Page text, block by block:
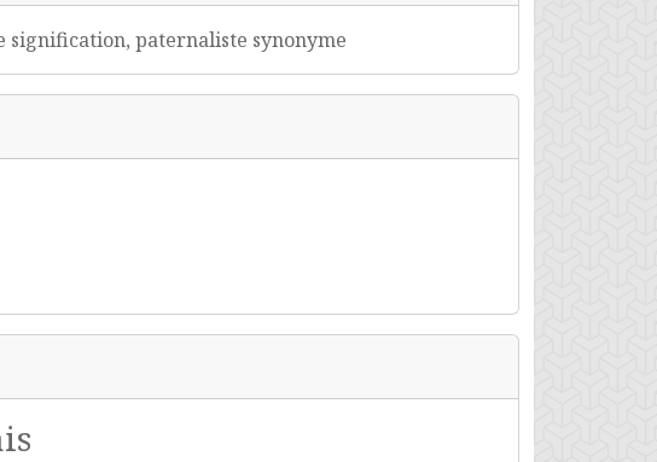
paternaliste synonyme